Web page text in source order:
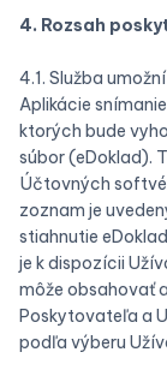
4. Rozsah
4.1. Služba
Aplikácie
ktorých bude
súbor (eDoklad).
Účtovných
zoznam je
stiahnutie
je k dispozícii
môže obsahovať
Poskytovateľa a
podľa výberu